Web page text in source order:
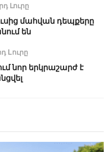
Լուրը
մահվան դեպքերը
են
Lուրը
նոր երկրաշարժ է